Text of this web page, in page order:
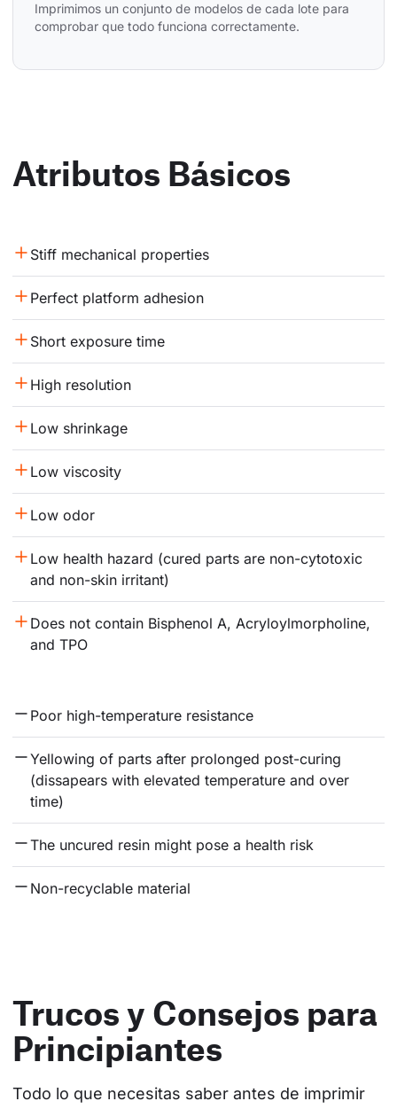
Imprimimos un conjunto de modelos de cada lote para
comprobar que todo funciona correctamente.
Atributos Básicos
Stiff mechanical properties
Perfect platform adhesion
Short exposure time
High resolution
Low shrinkage
Low viscosity
Low odor
Low health hazard (cured parts are non-cytotoxic
and non-skin irritant)
Does not contain Bisphenol A, Acryloylmorpholine,
and TPO
Poor high-temperature resistance
Yellowing of parts after prolonged post-curing
(dissapears with elevated temperature and over
time)
The uncured resin might pose a health risk
Non-recyclable material
Trucos y Consejos para
Principiantes
Todo lo que necesitas saber antes de imprimir